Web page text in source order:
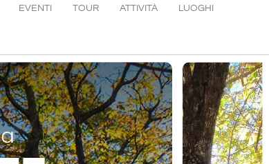
EVENTI TOUR ATTIVITÀ LUOGHI